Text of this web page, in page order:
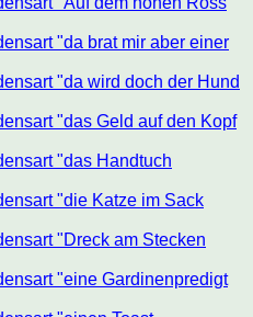
"da brat mir aber einer
"da wird doch der Hund
"das Geld auf den Kopf
"das Handtuch
"die Katze im Sack
"Dreck am Stecken
"eine Gardinenpredigt